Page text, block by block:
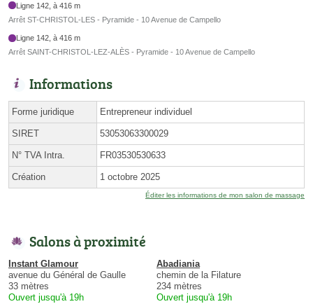
Ligne 142, à 416 m
Arrêt ST-CHRISTOL-LES - Pyramide - 10 Avenue de Campello
Ligne 142, à 416 m
Arrêt SAINT-CHRISTOL-LEZ-ALÈS - Pyramide - 10 Avenue de Campello
Informations
Forme juridique Entrepreneur individuel
SIRET 53053063300029
N° TVA Intra. FR03530530633
Création 1 octobre 2025
Éditer les informations de mon salon de massage
Salons à proximité
Instant Glamour
avenue du Général de Gaulle
33 mètres
Ouvert jusqu'à 19h
Abadiania
chemin de la Filature
234 mètres
Ouvert jusqu'à 19h